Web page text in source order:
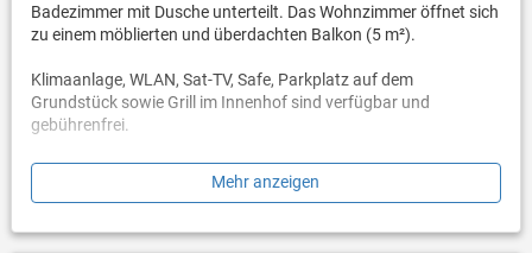
Badezimmer mit Dusche unterteilt. Das Wohnzimmer öffnet sich
zu einem möblierten und überdachten Balkon (5 m²).
Klimaanlage, WLAN, Sat-TV, Safe, Parkplatz auf dem
Grundstück sowie Grill im Innenhof sind verfügbar und
gebührenfrei.
Lage:
Restaurants und Geschäfte erreichen Sie in wenigen
400 m, während die Entfernung zum berühmten Königin Strand
Mehr anzeigen